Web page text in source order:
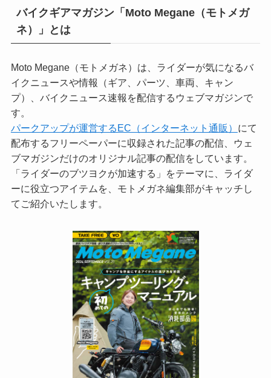
バイクギアマガジン「Moto Megane（モトメガ
ネ）」とは
Moto Megane（モトメガネ）は、ライダーが気になるバ
イクニュースや情報（ギア、パーツ、車両、キャン
プ）、バイクニュース速報を配信するウェブマガジンで
す。
パークアップが運営するEC（インターネット通販） にて
配布するフリーペーパーに収録された記事の配信、ウェ
ブマガジンだけのオリジナル記事の配信をしています。
「ライダーのブツヨクが加速する」をテーマに、ライダ
ーに役立つアイテムを、モトメガネ編集部がキャッチし
てご紹介いたします。